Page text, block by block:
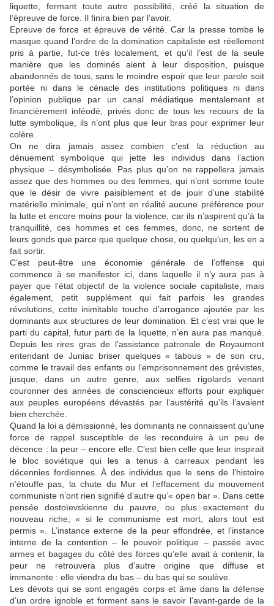
liquette, fermant toute autre possibilité, créé la situation de
l’épreuve de force. Il finira bien par l’avoir.
Epreuve de force et épreuve de vérité. Car la presse tombe le
masque quand l’ordre de la domination capitaliste est réellement
pris à partie, fut-ce très localement, et qu’il l’est de la seule
manière que les dominés aient à leur disposition, puisque
abandonnés de tous, sans le moindre espoir que leur parole soit
portée ni dans le cénacle des institutions politiques ni dans
l’opinion publique par un canal médiatique mentalement et
financièrement inféodé, privés donc de tous les recours de la
lutte symbolique, ils n’ont plus que leur bras pour exprimer leur
colère.
On ne dira jamais assez combien c’est la réduction au
dénuement symbolique qui jette les individus dans l’action
physique – désymbolisée. Pas plus qu’on ne rappellera jamais
assez que des hommes ou des femmes, qui n’ont somme toute
que le désir de vivre paisiblement et de jouir d’une stabilité
matérielle minimale, qui n’ont en réalité aucune préférence pour
la lutte et encore moins pour la violence, car ils n’aspirent qu’à la
tranquillité, ces hommes et ces femmes, donc, ne sortent de
leurs gonds que parce que quelque chose, ou quelqu’un, les en a
fait sortir.
C’est peut-être une économie générale de l’offense qui
commence à se manifester ici, dans laquelle il n’y aura pas à
payer que l’état objectif de la violence sociale capitaliste, mais
également, petit supplément qui fait parfois les grandes
révolutions, cette inimitable touche d’arrogance ajoutée par les
dominants aux structures de leur domination. Et c’est vrai que le
parti du capital, futur parti de la liquette, n’en aura pas manqué.
Depuis les rires gras de l’assistance patronale de Royaumont
entendant de Juniac briser quelques « tabous » de son cru,
comme le travail des enfants ou l’emprisonnement des grévistes,
jusque, dans un autre genre, aux selfies rigolards venant
couronner des années de consciencieux efforts pour expliquer
aux peuples européens dévastés par l’austérité qu’ils l’avaient
bien cherchée.
Quand la loi a démissionné, les dominants ne connaissent qu’une
force de rappel susceptible de les reconduire à un peu de
décence : la peur – encore elle. C’est bien celle que leur inspirait
le bloc soviétique qui les a tenus à carreaux pendant les
décennies fordiennes. À des individus que le sens de l’histoire
n’étouffe pas, la chute du Mur et l’effacement du mouvement
communiste n’ont rien signifié d’autre qu’« open bar ». Dans cette
pensée dostoïevskienne du pauvre, ou plus exactement du
nouveau riche, « si le communisme est mort, alors tout est
permis ». L’instance externe de la peur effondrée, et l’instance
interne de la contention – le pouvoir politique – passée avec
armes et bagages du côté des forces qu’elle avait à contenir, la
peur ne retrouvera plus d’autre origine que diffuse et
immanente : elle viendra du bas – du bas qui se soulève.
Les dévots qui se sont engagés corps et âme dans la défense
d’un ordre ignoble et forment sans le savoir l’avant-garde de la